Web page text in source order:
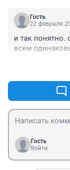
Гость
22 февраля
и так понятно.
всем
Гость
Войти